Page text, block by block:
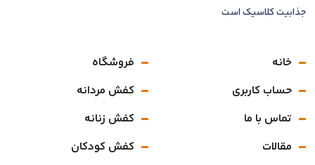
جذابیت کلاسیک است
خانه
حساب کاربری
تماس با ما
مقالات
فروشگاه
کفش مردانه
کفش زنانه
کفش کودکان